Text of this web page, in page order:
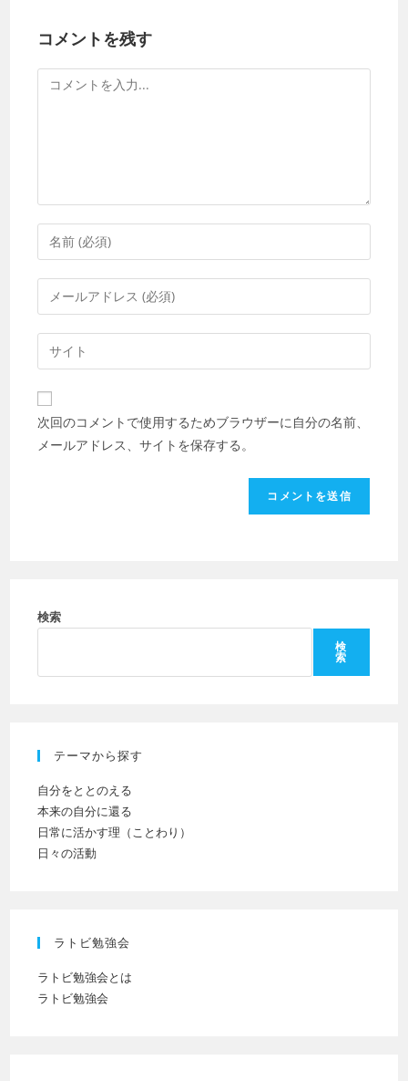
コメントを残す
メ
ン
る
名
前
ま
た
入
さ
い
ー
ル
レ
ス
を
ン
ト
Web
サ
イ
ト
の
だ
次回のコメントで使用するためブラウザーに自分の名前、
メールアドレス、サイトを保存する。
検索
検
索
テーマから探す
自分をととのえる
本来の自分に還る
日常に活かす理（ことわり）
日々の活動
ラトビ勉強会
ラトビ勉強会とは
ラトビ勉強会